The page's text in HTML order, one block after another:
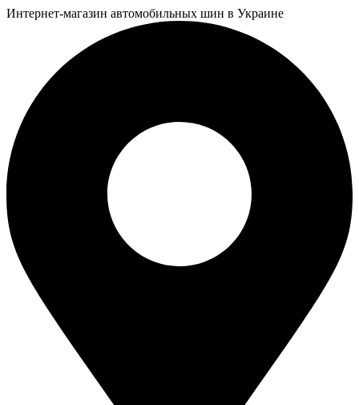
Интернет-магазин автомобильных шин в Украине